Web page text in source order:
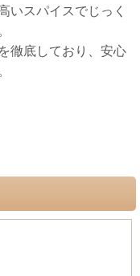
いスパイスでじっく
徹底しており、安心